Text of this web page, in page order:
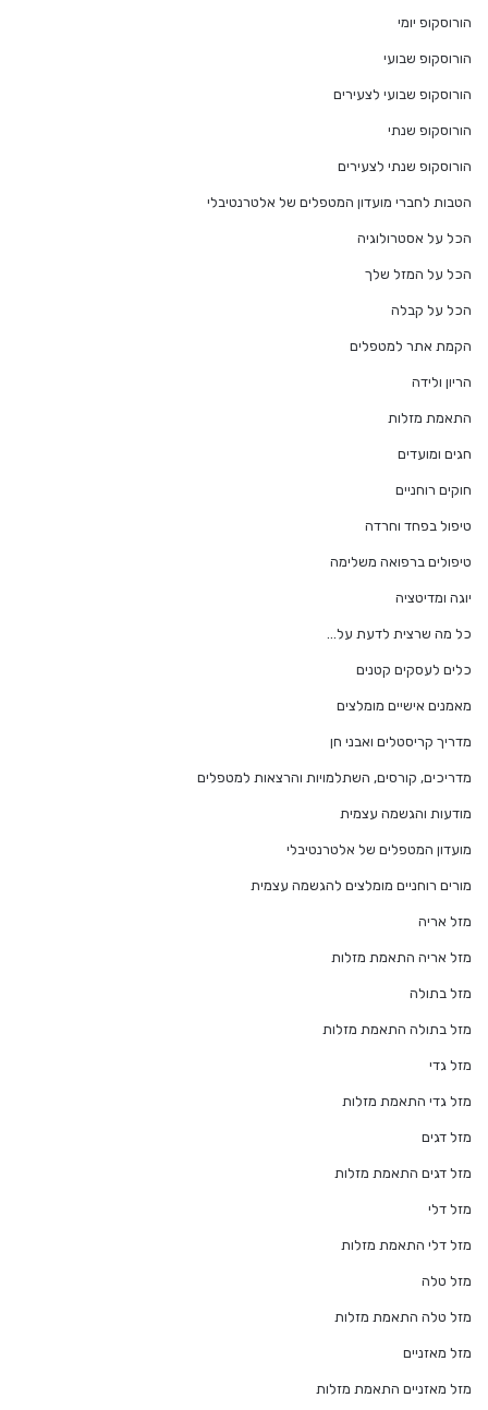
הורוסקופ יומי
הורוסקופ שבועי
הורוסקופ שבועי לצעירים
הורוסקופ שנתי
הורוסקופ שנתי לצעירים
הטבות לחברי מועדון המטפלים של אלטרנטיבלי
הכל על אסטרולוגיה
הכל על המזל שלך
הכל על קבלה
הקמת אתר למטפלים
הריון ולידה
התאמת מזלות
חגים ומועדים
חוקים רוחניים
טיפול בפחד וחרדה
טיפולים ברפואה משלימה
יוגה ומדיטציה
כל מה שרצית לדעת על…
כלים לעסקים קטנים
מאמנים אישיים מומלצים
מדריך קריסטלים ואבני חן
מדריכים, קורסים, השתלמויות והרצאות למטפלים
מודעות והגשמה עצמית
מועדון המטפלים של אלטרנטיבלי
מורים רוחניים מומלצים להגשמה עצמית
מזל אריה
מזל אריה התאמת מזלות
מזל בתולה
מזל בתולה התאמת מזלות
מזל גדי
מזל גדי התאמת מזלות
מזל דגים
מזל דגים התאמת מזלות
מזל דלי
מזל דלי התאמת מזלות
מזל טלה
מזל טלה התאמת מזלות
מזל מאזניים
מזל מאזניים התאמת מזלות